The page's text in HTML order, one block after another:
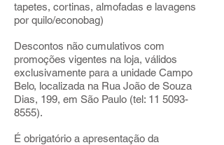
tapetes, cortinas, almofadas e lavagens
por quilo/econobag)
Descontos não cumulativos com
promoções vigentes na loja, válidos
exclusivamente para a unidade Campo
Belo, localizada na Rua João de Souza
Dias, 199, em São Paulo (tel: 11 5093-
8555).
É obrigatório a apresentação da